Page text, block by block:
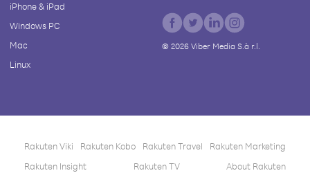
iPhone & iPad
Windows PC
Mac
Linux
© 2026Viber Media S.à r.l.
Rakuten Viki Rakuten Kobo Rakuten Travel
Rakuten Marketing
Rakuten Insight
Rakuten TV About Rakuten